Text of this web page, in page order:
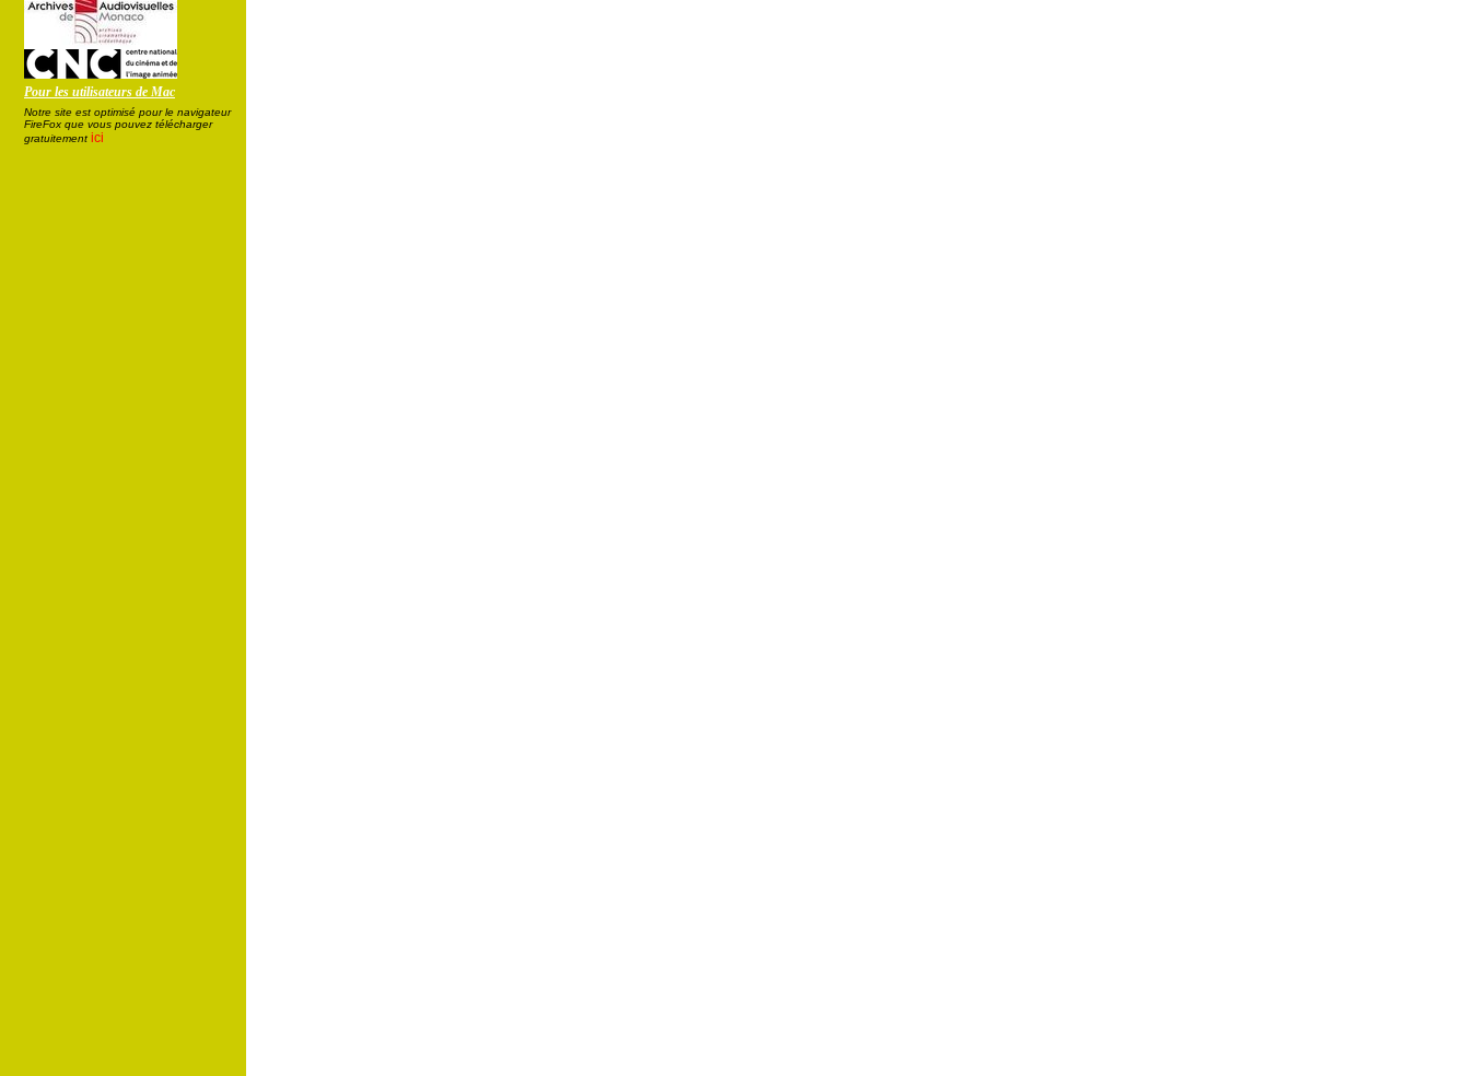
Pour les utilisateurs de Mac
Notre site est optimisé pour le navigateur
FireFox que vous pouvez télécharger
gratuitement ici